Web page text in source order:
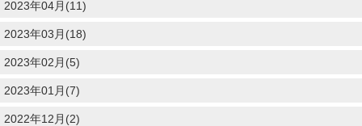
2023年04月(11)
2023年03月(18)
2023年02月(5)
2023年01月(7)
2022年12月(2)